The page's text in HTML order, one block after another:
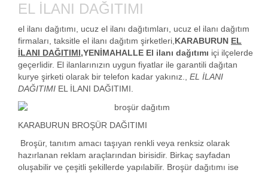
EL İLANI DAĞITIMI
el ilanı dağıtımı, ucuz el ilanı dağıtımları, ucuz el ilanı dağıtım
firmaları, taksitle el ilanı dağıtım şirketleri, KARABURUN EL
İLANI DAĞITIMI,YENİMAHALLE El ilanı dağıtımı içi ilçelerde
geçerlidir. El ilanlarınızın uygun fiyatlar ile garantili dağıtan
kurye şirketi olarak bir telefon kadar yakınız., EL İLANI
DAĞITIMI EL İLANI DAĞITIMI.
KARABURUN BROŞÜR DAĞITIMI
Broşür, tanıtım amacı taşıyan renkli veya renksiz olarak
hazırlanan reklam araçlarından birisidir. Birkaç sayfadan
oluşabilir ve çeşitli şekillerde yapılabilir. Broşür dağıtımı ise